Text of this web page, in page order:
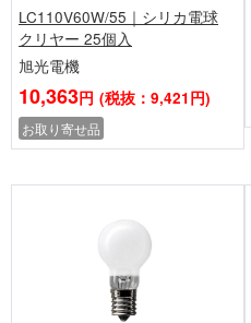
LC110V60W/55｜シリカ電球
クリヤー 25個入
旭光電機
10,363円 (税抜：9,421円)
お取り寄せ品